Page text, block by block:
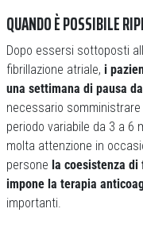
QUANDO È POSSIBILE
Dopo essersi sottoposti
fibrillazione atriale, i
una settimana di pausa
necessario
periodo variabile da 3 a 6
molta attenzione in
persone la coesistenza
impone la terapia
importanti.